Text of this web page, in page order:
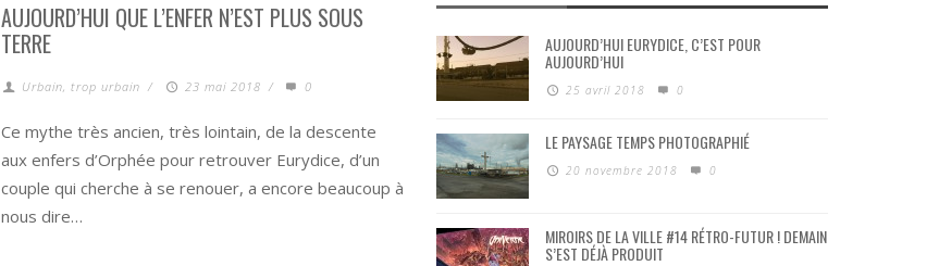
AUJOURD’HUI QUE L’ENFER N’EST PLUS SOUS
TERRE
Urbain, trop urbain / 23 mai 2018 / 0
Ce mythe très ancien, très lointain, de la descente
aux enfers d’Orphée pour retrouver Eurydice, d’un
couple qui cherche à se renouer, a encore beaucoup à
nous dire…
AUJOURD’HUI EURYDICE, C’EST POUR
AUJOURD’HUI
25 avril 2018 0
LE PAYSAGE TEMPS PHOTOGRAPHIÉ
20 novembre 2018 0
MIROIRS DE LA VILLE #14 RÉTRO-FUTUR ! DEMAIN
S’EST DÉJÀ PRODUIT